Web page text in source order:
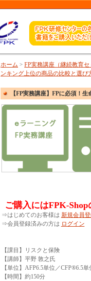
ホーム > FP実務講座（継続教育セ
ンキング上位の商品の比較と選び
【FP実務講座】FPに必須！
ご購入にはFPK-
⇒はじめてのお客様は 新規会員
⇒会員登録済みの方は ログイン
【課目】リスクと保険
【講師】平野 敦之氏
【単位】AFP6.5単位／CFP®6.5単
【時間】約150分